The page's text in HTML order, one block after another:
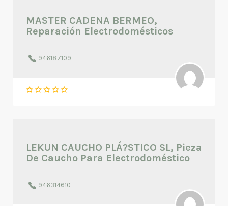
MASTER CADENA BERMEO,
Reparación Electrodomésticos
946187109
LEKUN CAUCHO PLÁ?STICO SL, Pieza
De Caucho Para Electrodoméstico
946314610